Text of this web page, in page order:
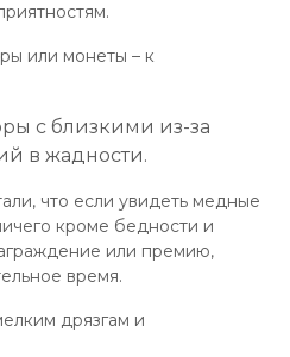
или монеты – к
с близкими из-за
в жадности.
что если увидеть медные
кроме бедности и
или премию,
время.
дрязгам и